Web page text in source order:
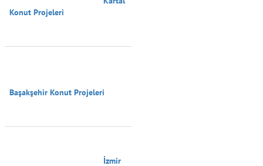
Konut Projeleri
Başakşehir Konut Projeleri